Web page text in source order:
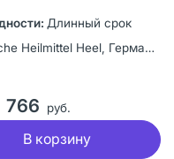
Длинный срок
Biologische Heilmittel Heel, Германия
766 руб.
В корзину